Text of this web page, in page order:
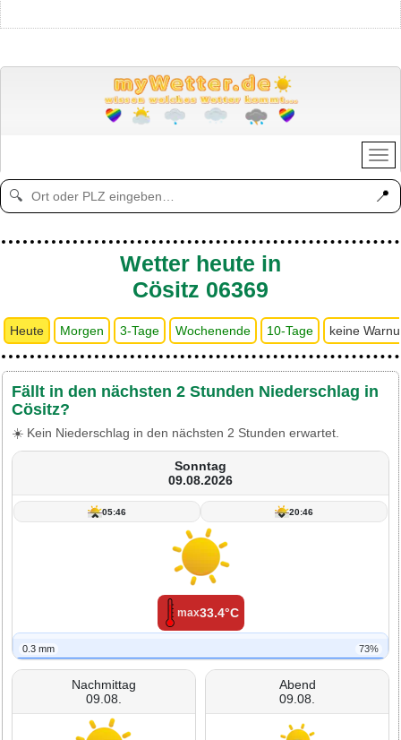
🔍 📍
Wetter heute in
Cösitz 06369
Heute Morgen 3-Tage Wochenende 10-Tage keine
Fällt in den nächsten 2 Stunden Niederschlag in
Cösitz?
☀️ Kein Niederschlag in den nächsten 2 Stunden erwartet.
Sonntag
09.08.2026
05:46 20:46
max33.4°C
0.3 mm 73%
Nachmittag
09.08.
Abend
09.08.